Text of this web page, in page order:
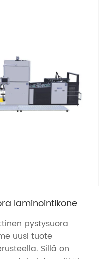
laminointikone
pystysuora
uusi tuote
Sillä on